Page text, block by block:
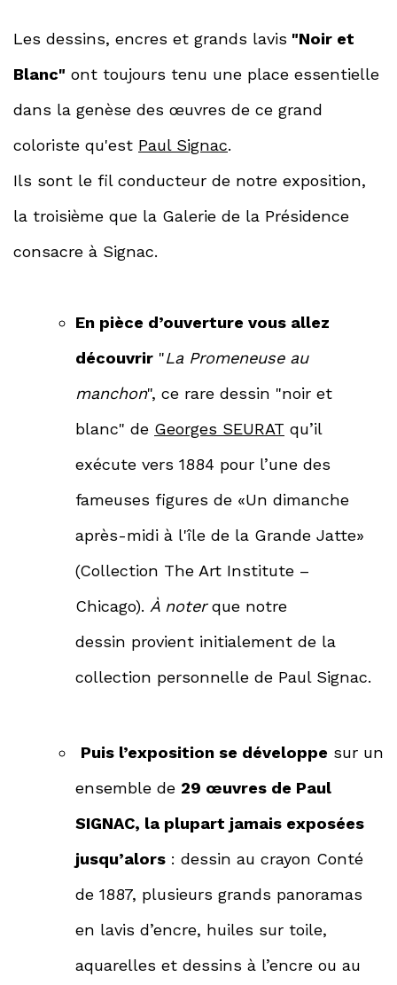
Les dessins, encres et grands lavis "Noir et
Blanc" ont toujours tenu une place essentielle
dans la genèse des œuvres de ce grand
coloriste qu'est Paul Signac.
Ils sont le fil conducteur de notre exposition,
la troisième que la Galerie de la Présidence
consacre à Signac.
En pièce d’ouverture vous allez
découvrir "La Promeneuse au
manchon", ce rare dessin "noir et
blanc" de Georges SEURAT qu’il
exécute vers 1884 pour l’une des
fameuses figures de «Un dimanche
après-midi à l'île de la Grande Jatte»
(Collection The Art Institute –
Chicago). À noterque notre
dessin provient initialement de la
collection personnelle de Paul Signac.
Puis l’exposition se développe sur un
ensemble de 29 œuvres de Paul
SIGNAC, la plupart jamais exposées
jusqu’alors : dessin au crayon Conté
de 1887, plusieurs grands panoramas
en lavis d’encre, huiles sur toile,
aquarelles et dessins à l’encre ou au